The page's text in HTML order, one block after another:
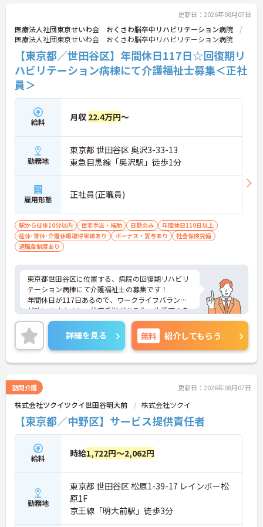
更新日：2026年08月07日
医療法人社団東京せいわ会 おくさわ脳卒中リハビリテーション病院
医療法人社団東京せいわ会 おくさわ脳卒中リハビリテーション病院
【東京都／世田谷区】年間休日117日☆回復期リ
ハビリテーション病棟にて介護福祉士募集＜正社
員＞
給料 月収 22.4万円～
勤務地
東京都 世田谷区 奥沢3-33-13
東急目黒線「奥沢駅」徒歩1分
雇用形態 正社員(正職員)
駅から徒歩10分以内 住宅手当・補助 日勤のみ
年間休日110日以上
産休･育休･介護休暇取得実績あり
ボーナス・賞与あり
社会保険完備
退職金制度あり
東京都世田谷区に位置する、病院の回復期リハビリ
テーション病棟にて介護福祉士の募集です！
年間休日が117日あるので、ワークライフバランス
が叶います☆また、住宅手当がある為、生活面の負
担を軽減し、安心して長く勤務していただけます♪
さらに、駅から徒歩1分の好立地なので通勤らくら
くです◎ご興味のある方には、面接対策ポイントな
ど、さらに詳細をお話しいたしますのでお気軽にご
相談ください！
詳細を見る 無料 紹介してもらう
訪問介護 更新日：2026年08月07日
株式会社ツクイツクイ世田谷明大前 株式会社ツクイ
【東京都／中野区】サービス提供責任者
給料 時給1,722円～2,062円
勤務地
東京都 世田谷区 松原1-39-17 レインボー松
原1F
京王線「明大前駅」徒歩3分